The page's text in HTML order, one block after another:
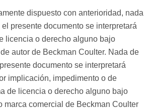
dispuesto con anterioridad, nada
presente documento se interpretará
licencia o derecho alguno bajo
autor de Beckman Coulter. Nada de
documento se interpretará
implicación, impedimento o de
de licencia o derecho alguno bajo
marca comercial de Beckman Coulter